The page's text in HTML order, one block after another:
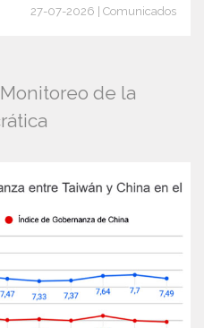
27-07-2026 | Comunicados
de la